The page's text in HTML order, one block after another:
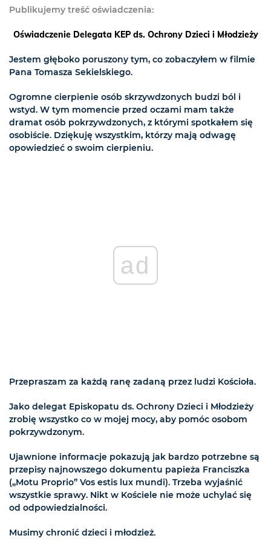
Publikujemy treść oświadczenia:
Oświadczenie Delegata KEP ds. Ochrony Dzieci i Młodzieży
Jestem głęboko poruszony tym, co zobaczyłem w filmie
Pana Tomasza Sekielskiego.
Ogromne cierpienie osób skrzywdzonych budzi ból i
wstyd. W tym momencie przed oczami mam także
dramat osób pokrzywdzonych, z którymi spotkałem się
osobiście. Dziękuję wszystkim, którzy mają odwagę
opowiedzieć o swoim cierpieniu.
ad
Przepraszam za każdą ranę zadaną przez ludzi Kościoła.
Jako delegat Episkopatu ds. Ochrony Dzieci i Młodzieży
zrobię wszystko co w mojej mocy, aby pomóc osobom
pokrzywdzonym.
Ujawnione informacje pokazują jak bardzo potrzebne są
przepisy najnowszego dokumentu papieża Franciszka
(„Motu Proprio” Vos estis lux mundi). Trzeba wyjaśnić
wszystkie sprawy. Nikt w Kościele nie może uchylać się
od odpowiedzialności.
Musimy chronić dzieci i młodzież.